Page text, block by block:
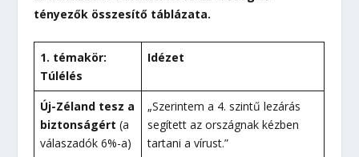
tényezők összesítő táblázata.
1. témakör:
Túlélés
Idézet
Új-Zéland tesz a
biztonságért (a
válaszadók 6%-a)
„Szerintem a 4. szintű lezárás
segített az országnak kézben
tartani a vírust.”